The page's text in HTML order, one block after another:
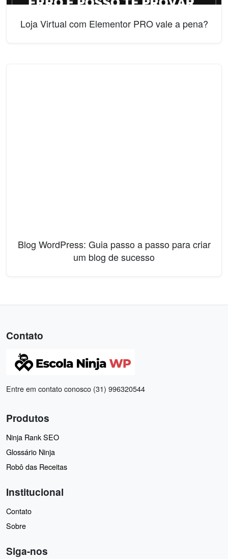
Loja Virtual com Elementor PRO vale a pena?
Blog WordPress: Guia passo a passo para criar
um blog de sucesso
Contato
Entre em contato conosco (31) 996320544
Produtos
Ninja Rank SEO
Glossário Ninja
Robô das Receitas
Institucional
Contato
Sobre
Siga-nos